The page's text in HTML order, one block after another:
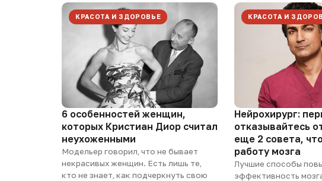
КРАСОТА И ЗДОРОВЬЕ
6 особенностей женщин,
которых Кристиан Диор считал
неухоженными
Модельер говорил, что не бывает
некрасивых женщин. Есть лишь те,
кто не знает, как подчеркнуть свою
КРАСОТА И
Нейрохирург:
отказывайтесь
еще 2 совета,
работу мозга
Лучшие способы
эффективность